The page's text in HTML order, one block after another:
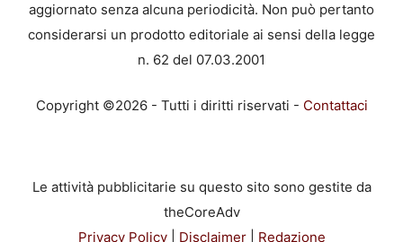
aggiornato senza alcuna periodicità. Non può pertanto
considerarsi un prodotto editoriale ai sensi della legge
n. 62 del 07.03.2001
Copyright ©2026 - Tutti i diritti riservati - Contattaci
Le attività pubblicitarie su questo sito sono gestite da
theCoreAdv
Privacy Policy| Disclaimer| Redazione